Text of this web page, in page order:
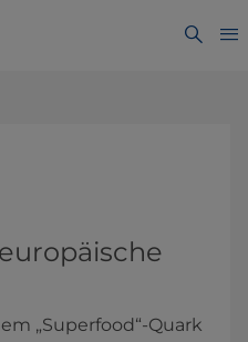
„Superfood“-Quark